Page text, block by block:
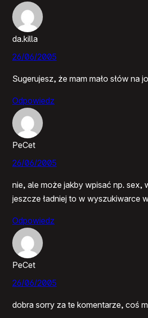
da.killa
26/06/2005
Sugerujesz, że mam mało słów na
Odpowiedz
PeCet
26/06/2005
nie, ale może jakby wpisać np. sex,
jeszcze ładniej to w wyszukiwarce
Odpowiedz
PeCet
26/06/2005
dobra sorry za te komentarze, coś